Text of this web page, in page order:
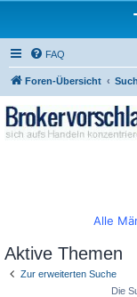
FAQ
Foren-Übersicht
Alle
Aktive Themen
Zur erweiterten Suche
Die